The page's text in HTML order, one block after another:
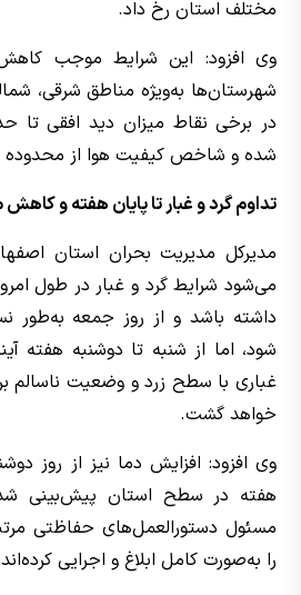
مختلف استان رخ داد.
وی افزود: این شرایط موجب
شهرستان‌ها به‌ویژه مناطق شرقی،
شده و شاخص کیفیت هوا از محدوده
تداوم گرد و غبار تا پایان هفته و
مدیرکل مدیریت بحران استان
می‌شود شرایط گرد و غبار در طول
داشته باشد و از روز جمعه به‌طور
شود، اما از شنبه تا دوشنبه هفته
غباری با سطح زرد و وضعیت ناسالم
خواهد گشت.
وی افزود: افزایش دما نیز از روز
هفته در سطح استان پیش‌بینی
مسئول دستورالعمل‌های حفاظتی
را به‌صورت کامل ابلاغ و اجرایی